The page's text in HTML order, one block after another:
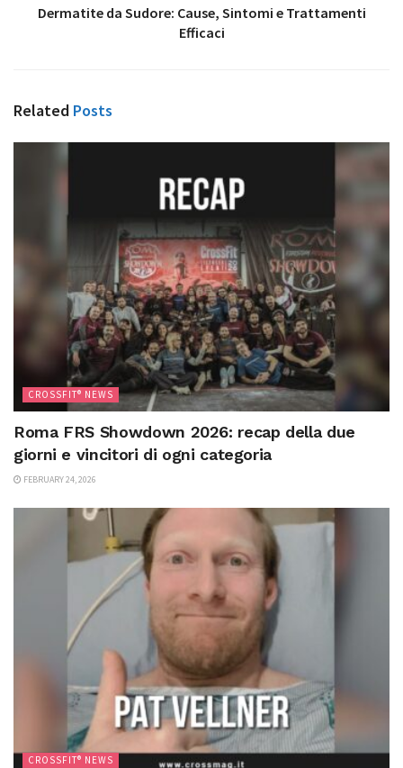
Dermatite da Sudore: Cause, Sintomi e Trattamenti
Efficaci
Related Posts
CROSSFIT® NEWS
Roma FRS Showdown 2026: recap della due
giorni e vincitori di ogni categoria
FEBRUARY 24, 2026
CROSSFIT® NEWS